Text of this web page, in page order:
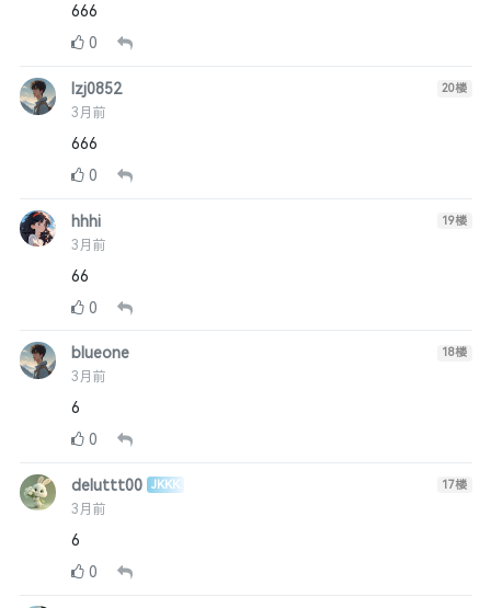
666
0
lzj0852
3月前
20楼
666
0
hhhi
3月前
19楼
66
0
blueone
3月前
18楼
6
0
deluttt00 JKKK
3月前
17楼
6
0